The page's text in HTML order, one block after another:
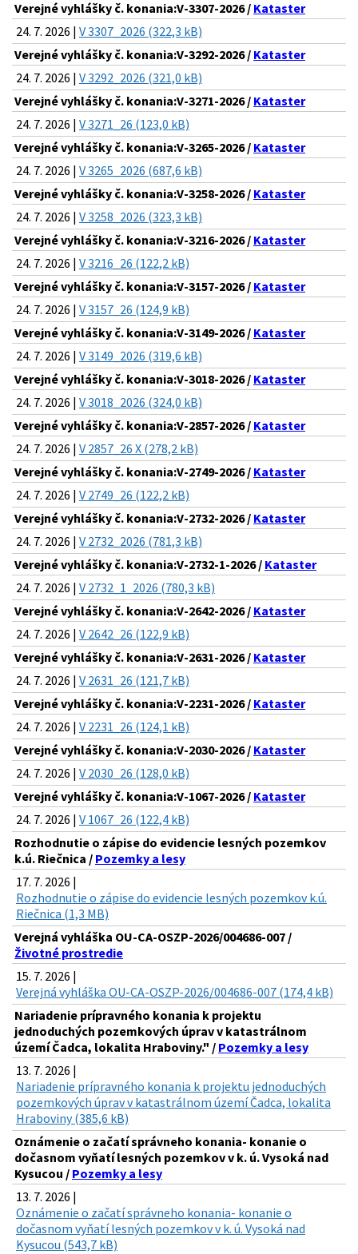
Verejné vyhlášky č. konania:V-3307-2026 / Kataster
24. 7. 2026 | V 3307_2026 (322,3 kB)
Verejné vyhlášky č. konania:V-3292-2026 / Kataster
24. 7. 2026 | V 3292_2026 (321,0 kB)
Verejné vyhlášky č. konania:V-3271-2026 / Kataster
24. 7. 2026 | V 3271_26 (123,0 kB)
Verejné vyhlášky č. konania:V-3265-2026 / Kataster
24. 7. 2026 | V 3265_2026 (687,6 kB)
Verejné vyhlášky č. konania:V-3258-2026 / Kataster
24. 7. 2026 | V 3258_2026 (323,3 kB)
Verejné vyhlášky č. konania:V-3216-2026 / Kataster
24. 7. 2026 | V 3216_26 (122,2 kB)
Verejné vyhlášky č. konania:V-3157-2026 / Kataster
24. 7. 2026 | V 3157_26 (124,9 kB)
Verejné vyhlášky č. konania:V-3149-2026 / Kataster
24. 7. 2026 | V 3149_2026 (319,6 kB)
Verejné vyhlášky č. konania:V-3018-2026 / Kataster
24. 7. 2026 | V 3018_2026 (324,0 kB)
Verejné vyhlášky č. konania:V-2857-2026 / Kataster
24. 7. 2026 | V 2857_26 X (278,2 kB)
Verejné vyhlášky č. konania:V-2749-2026 / Kataster
24. 7. 2026 | V 2749_26 (122,2 kB)
Verejné vyhlášky č. konania:V-2732-2026 / Kataster
24. 7. 2026 | V 2732_2026 (781,3 kB)
Verejné vyhlášky č. konania:V-2732-1-2026 / Kataster
24. 7. 2026 | V 2732_1_2026 (780,3 kB)
Verejné vyhlášky č. konania:V-2642-2026 / Kataster
24. 7. 2026 | V 2642_26 (122,9 kB)
Verejné vyhlášky č. konania:V-2631-2026 / Kataster
24. 7. 2026 | V 2631_26 (121,7 kB)
Verejné vyhlášky č. konania:V-2231-2026 / Kataster
24. 7. 2026 | V 2231_26 (124,1 kB)
Verejné vyhlášky č. konania:V-2030-2026 / Kataster
24. 7. 2026 | V 2030_26 (128,0 kB)
Verejné vyhlášky č. konania:V-1067-2026 / Kataster
24. 7. 2026 | V 1067_26 (122,4 kB)
Rozhodnutie o zápise do evidencie lesných pozemkov
k.ú. Riečnica / Pozemky a lesy
17. 7. 2026 |
Rozhodnutie o zápise do evidencie lesných pozemkov k.ú.
Riečnica (1,3 MB)
Verejná vyhláška OU-CA-OSZP-2026/004686-007 /
Životné prostredie
15. 7. 2026 |
Verejná vyhláška OU-CA-OSZP-2026/004686-007 (174,4 kB)
Nariadenie prípravného konania k projektu
jednoduchých pozemkových úprav v katastrálnom
území Čadca, lokalita Hraboviny." / Pozemky a lesy
13. 7. 2026 |
Nariadenie prípravného konania k projektu jednoduchých
pozemkových úprav v katastrálnom území Čadca, lokalita
Hraboviny (385,6 kB)
Oznámenie o začatí správneho konania- konanie o
dočasnom vyňatí lesných pozemkov v k. ú. Vysoká nad
Kysucou / Pozemky a lesy
13. 7. 2026 |
Oznámenie o začatí správneho konania- konanie o
dočasnom vyňatí lesných pozemkov v k. ú. Vysoká nad
Kysucou (543,7 kB)